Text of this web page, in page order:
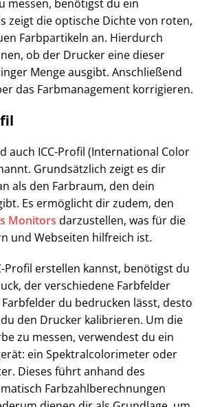
messen, benötigst du ein
zeigt die optische Dichte von roten,
Farbpartikeln an. Hierdurch
ob der Drucker eine dieser
Menge ausgibt. Anschließend
das Farbmanagement korrigieren.
auch ICC-Profil (International Color
Grundsätzlich zeigt es dir
als den Farbraum, den dein
Es ermöglicht dir zudem, den
Monitors darzustellen, was für die
und Webseiten hilfreich ist.
Profil erstellen kannst, benötigst du
der verschiedene Farbfelder
du bedrucken lässt, desto
den Drucker kalibrieren. Um die
zu messen, verwendest du ein
ein Spektralcolorimeter oder
Dieses führt anhand des
Farbzahlberechnungen